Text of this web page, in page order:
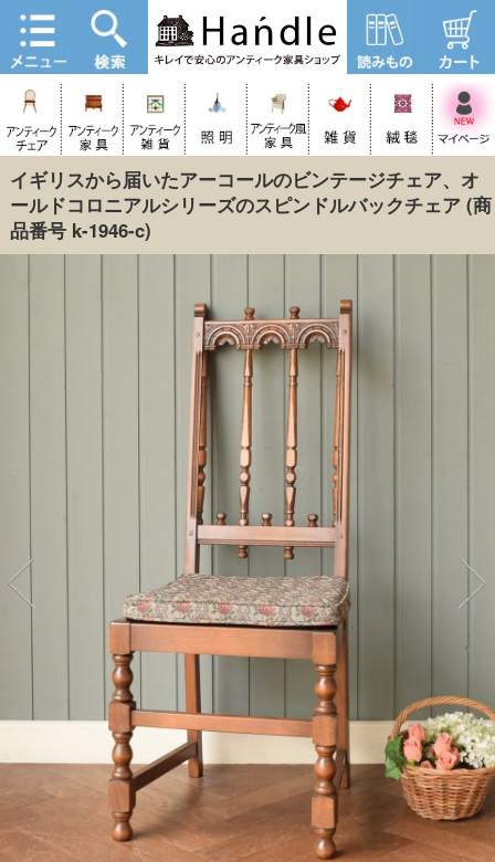
イギリスから届いたアーコールのビンテージチェア、オ
ールドコロニアルシリーズのスピンドルバックチェア(商
品番号 k-1946-c)